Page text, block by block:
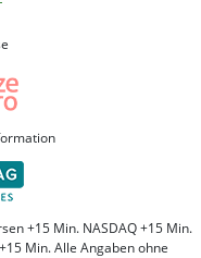
+15 Min. NASDAQ +15 Min.
Min. Alle Angaben ohne